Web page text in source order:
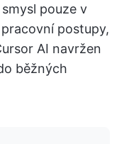
pouze v
postupy,
AI navržen
běžných